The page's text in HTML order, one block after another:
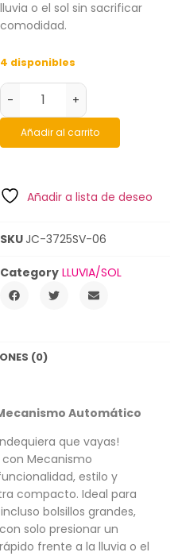
lluvia o el sol sin sacrificar
comodidad.
4 disponibles
- +
Añadir al carrito
Añadir a lista de deseo
SKUJC-3725SV-06
Category LLUVIA/SOL
(0)
Automático
que vayas!
con Mecanismo
estilo y
compacto. Ideal para
bolsillos grandes,
solo presionar un
frente a la lluvia o el